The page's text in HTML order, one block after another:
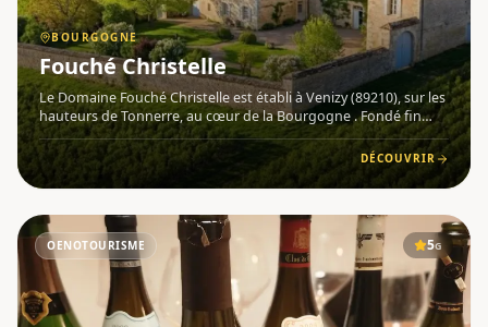
BOURGOGNE
Fouché Christelle
Le Domaine Fouché Christelle est établi à Venizy (89210), sur les
hauteurs de Tonnerre, au cœur de la Bourgogne . Fondé fin
2015, ce domaine s'est imposé comme un acteur reconnu de la
scène viticole bourguignonne, figurant notamment parmi l
DÉCOUVRIR
OENOTOURISME 5G